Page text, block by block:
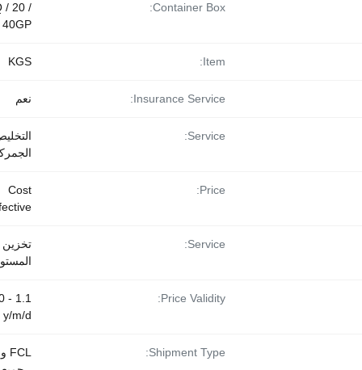
Container Box:
/ 20 /
40GP
Item:
KGS
Insurance Service: نعم
Service:
Price:
Cost
Service:
تخزين
Price Validity:
y/m/d
Shipment Type: